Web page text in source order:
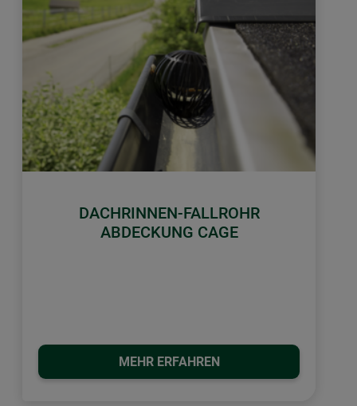
DACHRINNEN-FALLROHR
ABDECKUNG CAGE
MEHR ERFAHREN